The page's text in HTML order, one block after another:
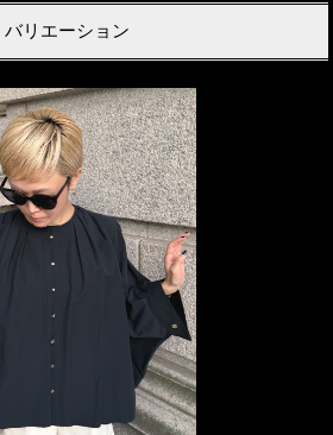
バリエーション